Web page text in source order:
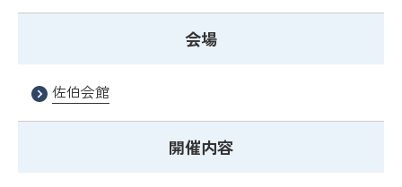
会場
佐伯会館
開催内容